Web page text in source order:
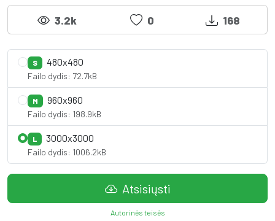
3.2k 0 168
S 480x480
Failo dydis: 72.7kB
M 960x960
Failo dydis: 198.9kB
L 3000x3000
Failo dydis: 1006.2kB
Atsisiųsti
Autorinės teisės